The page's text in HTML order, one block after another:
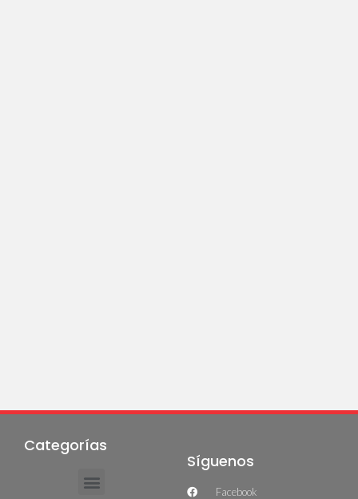
Categorías
Síguenos
Facebook